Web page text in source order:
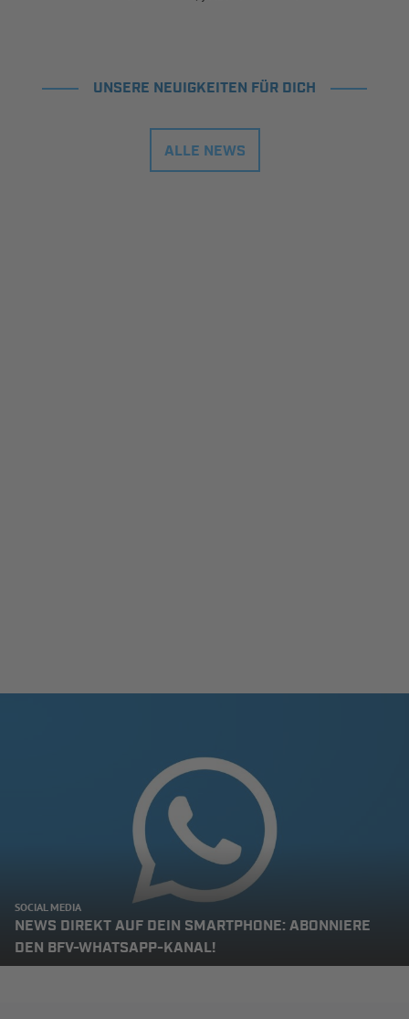
UNSERE NEUIGKEITEN FÜR DICH
ALLE NEWS
SOCIAL MEDIA
NEWS DIREKT AUF DEIN SMARTPHONE: ABONNIERE
DEN BFV-WHATSAPP-KANAL!